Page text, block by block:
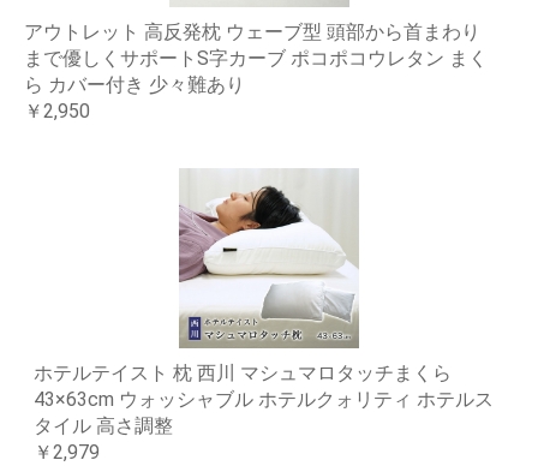
アウトレット 高反発枕 ウェーブ型 頭部から首まわり
まで優しくサポートS字カーブ ポコポコウレタン まく
ら カバー付き 少々難あり
￥2,950
ホテルテイスト 枕 西川 マシュマロタッチまくら
43×63cm ウォッシャブル ホテルクォリティ ホテルス
タイル 高さ調整
￥2,979